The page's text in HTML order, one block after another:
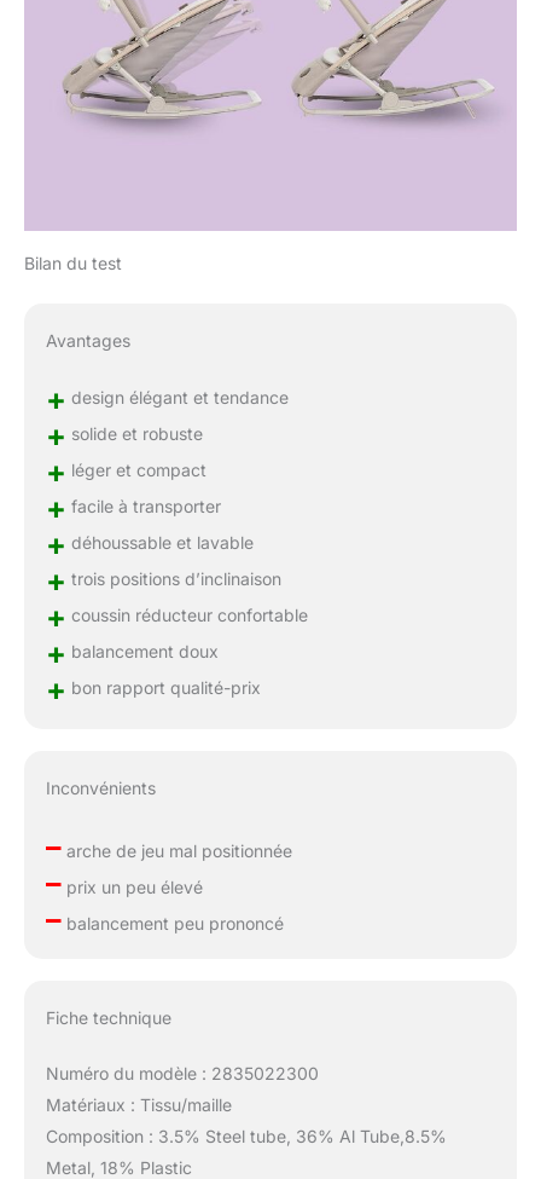
Bilan du test
Avantages
+ design élégant et tendance
+ solide et robuste
+ léger et compact
+ facile à transporter
+ déhoussable et lavable
+ trois positions d’inclinaison
+ coussin réducteur confortable
+ balancement doux
+ bon rapport qualité-prix
Inconvénients
–arche de jeu mal positionnée
–prix un peu élevé
–balancement peu prononcé
Fiche technique
Numéro du modèle : 2835022300
Matériaux : Tissu/maille
Composition : 3.5% Steel tube, 36% Al Tube,8.5%
Metal, 18% Plastic